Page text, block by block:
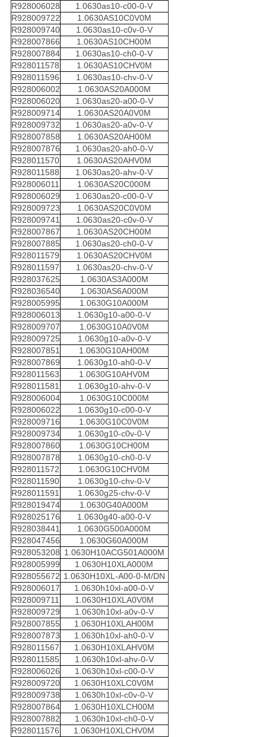
R928006028
1.0630as10-c00-0-V
R928009722
1.0630AS10C0V0M
R928009740
1.0630as10-c0v-0-V
R928007866
1.0630AS10CH00M
R928007884
1.0630as10-ch0-0-V
R928011578
1.0630AS10CHV0M
R928011596
1.0630as10-chv-0-V
R928006002
1.0630AS20A000M
R928006020
1.0630as20-a00-0-V
R928009714
1.0630AS20A0V0M
R928009732
1.0630as20-a0v-0-V
R928007858
1.0630AS20AH00M
R928007876
1.0630as20-ah0-0-V
R928011570
1.0630AS20AHV0M
R928011588
1.0630as20-ahv-0-V
R928006011
1.0630AS20C000M
R928006029
1.0630as20-c00-0-V
R928009723
1.0630AS20C0V0M
R928009741
1.0630as20-c0v-0-V
R928007867
1.0630AS20CH00M
R928007885
1.0630as20-ch0-0-V
R928011579
1.0630AS20CHV0M
R928011597
1.0630as20-chv-0-V
R928037625
1.0630AS3A000M
R928036540
1.0630AS6A000M
R928005995
1.0630G10A000M
R928006013
1.0630g10-a00-0-V
R928009707
1.0630G10A0V0M
R928009725
1.0630g10-a0v-0-V
R928007851
1.0630G10AH00M
R928007869
1.0630g10-ah0-0-V
R928011563
1.0630G10AHV0M
R928011581
1.0630g10-ahv-0-V
R928006004
1.0630G10C000M
R928006022
1.0630g10-c00-0-V
R928009716
1.0630G10C0V0M
R928009734
1.0630g10-c0v-0-V
R928007860
1.0630G10CH00M
R928007878
1.0630g10-ch0-0-V
R928011572
1.0630G10CHV0M
R928011590
1.0630g10-chv-0-V
R928011591
1.0630g25-chv-0-V
R928019474
1.0630G40A000M
R928025176
1.0630g40-a00-0-V
R928038441
1.0630G500A000M
R928047456
1.0630G60A000M
R928053208 1.0630H10ACG501A000M
R928005999
1.0630H10XLA000M
R928055672 1.0630H10XL-A00-0-M/DN
R928006017
1.0630h10xl-a00-0-V
R928009711
1.0630H10XLA0V0M
R928009729
1.0630h10xl-a0v-0-V
R928007855
1.0630H10XLAH00M
R928007873
1.0630h10xl-ah0-0-V
R928011567
1.0630H10XLAHV0M
R928011585
1.0630h10xl-ahv-0-V
R928006026
1.0630h10xl-c00-0-V
R928009720
1.0630H10XLC0V0M
R928009738
1.0630h10xl-c0v-0-V
R928007864
1.0630H10XLCH00M
R928007882
1.0630h10xl-ch0-0-V
R928011576
1.0630H10XLCHV0M